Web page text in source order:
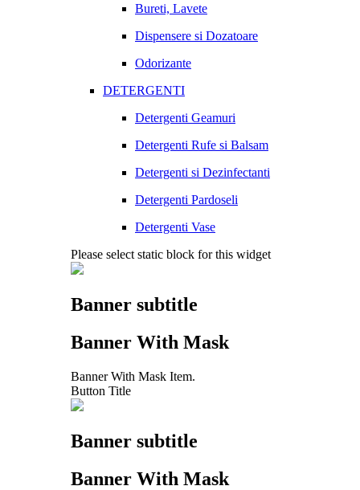
Bureti, Lavete
Dispensere si Dozatoare
Odorizante
DETERGENTI
Detergenti Geamuri
Detergenti Rufe si Balsam
Detergenti si Dezinfectanti
Detergenti Pardoseli
Detergenti Vase
Please select static block for this widget
Banner subtitle
Banner With Mask
Banner With Mask Item.
Button Title
Banner subtitle
Banner With Mask